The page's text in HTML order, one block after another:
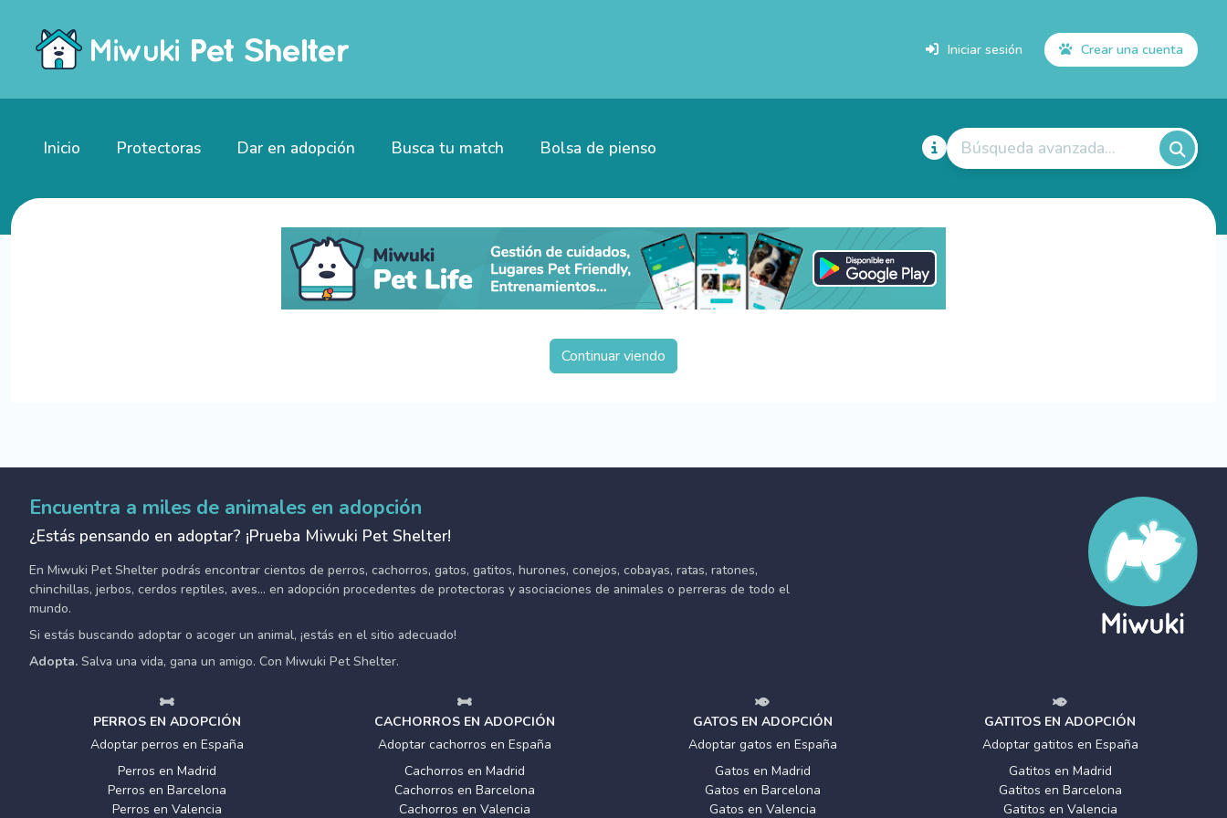
Iniciar sesión Crear una cuenta
Inicio Protectoras Dar en adopción Busca tu match Bolsa de pienso Búsqueda avanzada...
Continuar viendo
Encuentra a miles de animales en adopción
¿Estás pensando en adoptar? ¡Prueba Miwuki Pet Shelter!
En Miwuki Pet Shelter podrás encontrar cientos de perros, cachorros, gatos, gatitos, hurones, conejos, cobayas, ratas, ratones,
chinchillas, jerbos, cerdos reptiles, aves... en adopción procedentes de protectoras y asociaciones de animales o perreras de todo el
mundo.
Si estás buscando adoptar o acoger un animal, ¡estás en el sitio adecuado!
Adopta. Salva una vida, gana un amigo. Con Miwuki Pet Shelter.
PERROS EN ADOPCIÓN
Adoptar perros en España
Perros en Madrid
Perros en Barcelona
Perros en Valencia
CACHORROS EN ADOPCIÓN
Adoptar cachorros en España
Cachorros en Madrid
Cachorros en Barcelona
Cachorros en Valencia
GATOS EN ADOPCIÓN
Adoptar gatos en España
Gatos en Madrid
Gatos en Barcelona
Gatos en Valencia
GATITOS EN ADOPCIÓN
Adoptar gatitos en España
Gatitos en Madrid
Gatitos en Barcelona
Gatitos en Valencia